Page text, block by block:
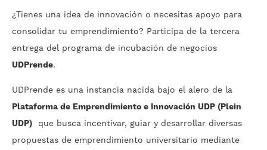
¿Tienes una idea de innovación o necesitas apoyo para
consolidar tu emprendimiento? Participa de la tercera
entrega del programa de incubación de negocios
UDPrende.
UDPrende es una instancia nacida bajo el alero de la
Plataforma de Emprendimiento e Innovación UDP (Plein
UDP) que busca incentivar, guiar y desarrollar diversas
propuestas de emprendimiento universitario mediante